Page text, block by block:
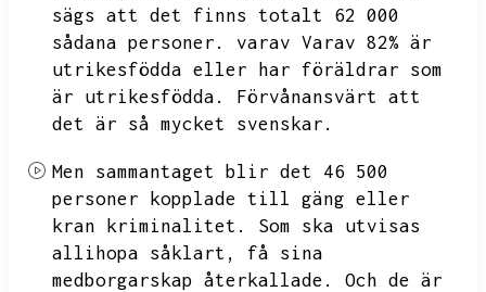
sägs att det finns totalt 62 000
sådana personer.
varav Varav 82% är
utrikesfödda eller har föräldrar som
är utrikesfödda.
Förvånansvärt att
det är så mycket svenskar.
Men sammantaget blir det 46 500
personer kopplade till gäng eller
kran kriminalitet.
Som ska utvisas
allihopa såklart,
få sina
medborgarskap återkallade.
Och de är